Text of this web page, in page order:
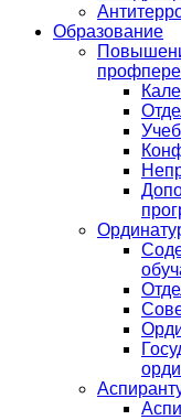
Образование